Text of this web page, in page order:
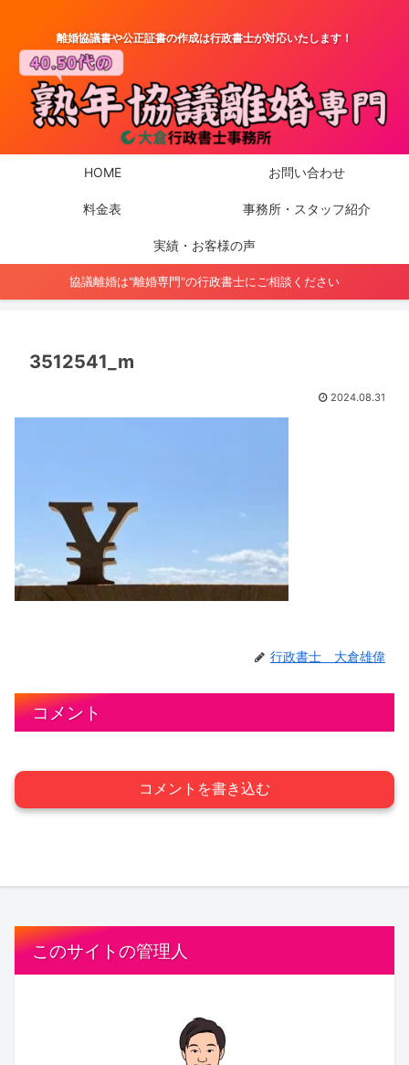
離婚協議書や公正証書の作成は行政書士が対応いたします！
HOME お問い合わせ
料金表 事務所・スタッフ紹介
実績・お客様の声
協議離婚は"離婚専門"の行政書士にご相談ください
3512541_m
2024.08.31
行政書士 大倉雄偉
コメント
コメントを書き込む
このサイトの管理人